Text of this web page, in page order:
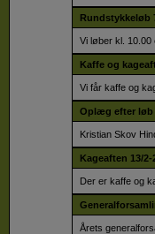
Rundstykkeløb
Vi løber kl. 10.00
Kaffe og
Vi får kaffe og
Oplæg efter løb
Kristian Skov
Kageaften 13/2-
Der er kaffe og
Årets